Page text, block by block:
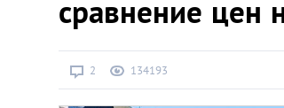
Все города
сравнение цен
2 134193